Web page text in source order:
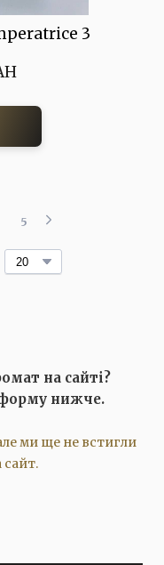
3
5
на сайті?
форму нижче.
ми ще не встигли
сайт.